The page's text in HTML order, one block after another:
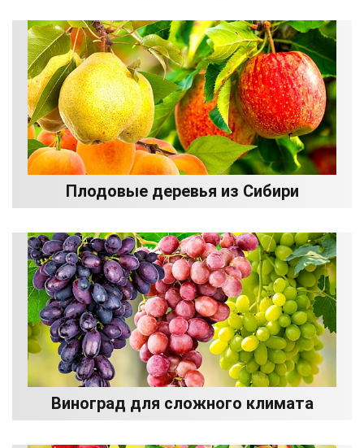
Плодовые деревья из Сибири
Виноград для сложного климата